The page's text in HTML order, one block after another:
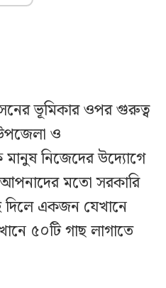
ভূমিকার ওপর গুরুত্ব
উপজেলা ও
নিজেদের উদ্যোগে
মতো সরকারি
দিলে একজন যেখানে
৫০টি গাছ লাগাতে